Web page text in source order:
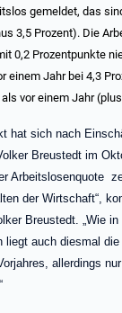
gemeldet, das
3,5 Prozent). Die
0,2 Prozentpunkte
einem Jahr bei 4,3
vor einem Jahr
hat sich nach
Breustedt im
Arbeitslosenquote
der Wirtschaft“,
Breustedt. „Wie
liegt auch diesmal
allerdings